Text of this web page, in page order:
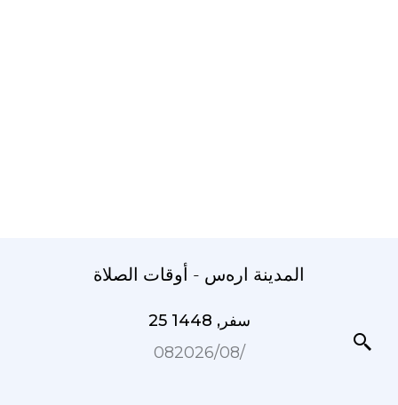
المدينة ارەس - أوقات الصلاة
25 سفر, 1448
08‏/08‏/2026